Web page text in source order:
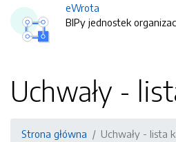
eWrota
BIPy jednostek
Uchwały -
Strona główna Uchwały - lista